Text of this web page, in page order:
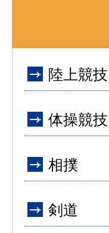
陸上競技
体操競技
相撲
剣道